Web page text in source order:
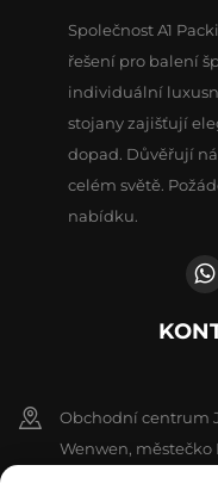
Společnost A1
řešení pro balení
individuální
stojany zajišťují
dopad. Důvěřují
celém světě.
nabídku.
Obchodní centrum
Wenwen,